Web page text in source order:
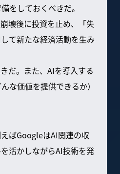
をしておくべきだ。
壊後に投資を止め、「失
て新たな経済活動を生み
だ。また、AIを導入する
な価値を提供できるか）
ばGoogleはAI関連の収
活かしながらAI技術を発